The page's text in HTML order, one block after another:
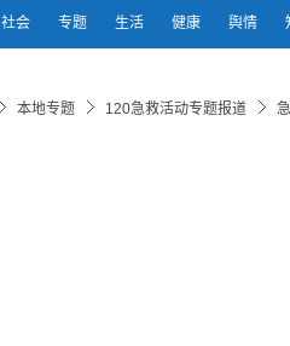
社会 专题 生活 健康 舆情
本地专题 120急救活动专题报道